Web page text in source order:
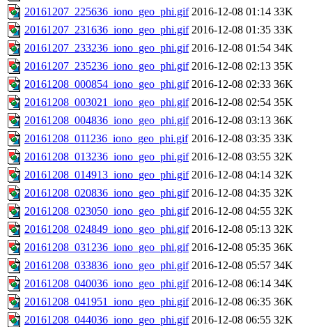
20161207_225636_iono_geo_phi.gif 2016-12-08 01:14 33K
20161207_231636_iono_geo_phi.gif 2016-12-08 01:35 33K
20161207_233236_iono_geo_phi.gif 2016-12-08 01:54 34K
20161207_235236_iono_geo_phi.gif 2016-12-08 02:13 35K
20161208_000854_iono_geo_phi.gif 2016-12-08 02:33 36K
20161208_003021_iono_geo_phi.gif 2016-12-08 02:54 35K
20161208_004836_iono_geo_phi.gif 2016-12-08 03:13 36K
20161208_011236_iono_geo_phi.gif 2016-12-08 03:35 33K
20161208_013236_iono_geo_phi.gif 2016-12-08 03:55 32K
20161208_014913_iono_geo_phi.gif 2016-12-08 04:14 32K
20161208_020836_iono_geo_phi.gif 2016-12-08 04:35 32K
20161208_023050_iono_geo_phi.gif 2016-12-08 04:55 32K
20161208_024849_iono_geo_phi.gif 2016-12-08 05:13 32K
20161208_031236_iono_geo_phi.gif 2016-12-08 05:35 36K
20161208_033836_iono_geo_phi.gif 2016-12-08 05:57 34K
20161208_040036_iono_geo_phi.gif 2016-12-08 06:14 34K
20161208_041951_iono_geo_phi.gif 2016-12-08 06:35 36K
20161208_044036_iono_geo_phi.gif 2016-12-08 06:55 32K